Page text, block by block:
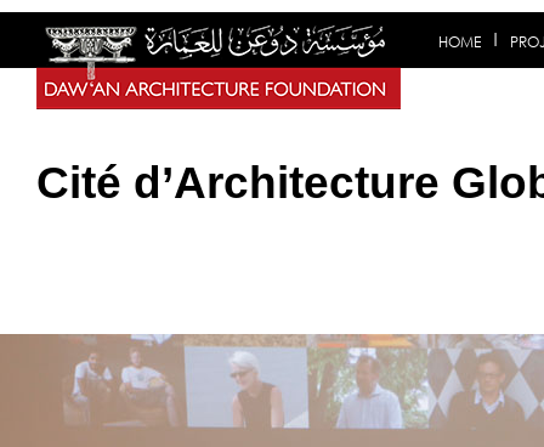
HOME
Cité d’Architecture